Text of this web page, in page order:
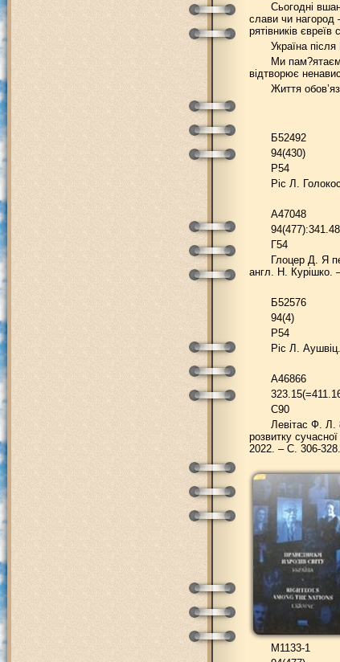
Сьогодні
слави чи нагород
рятівників
Україна
Ми
відтворює
Життя
Б52492
94(430)
Р54
Ріс Л.
А47048
Г54
Глоцер Д. Я
англ. Н. Курішко.
Б52576
94(4)
Р54
Ріс Л.
А46866
С90
Левітас Ф. Л.
розвитку
2022. – С. 306-328.
М1133-1